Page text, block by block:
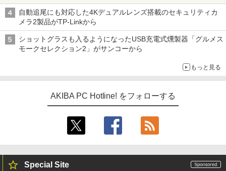
自動追尾にも対応した4Kデュアルレンズ搭載のセキュリティカ
メラ2製品がTP-Linkから
ショットグラスも入るようになったUSB充電式燻製器「グルメス
モークセレクション2」がサンコーから
もっと見る
AKIBA PC Hotline! をフォローする
Special Site